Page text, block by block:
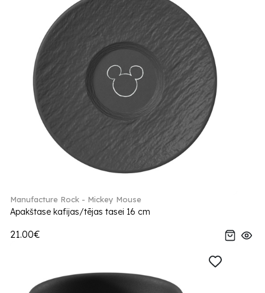
Manufacture Rock - Mickey Mouse
Apakštase kafijas/tējas tasei 16 cm
21.00€